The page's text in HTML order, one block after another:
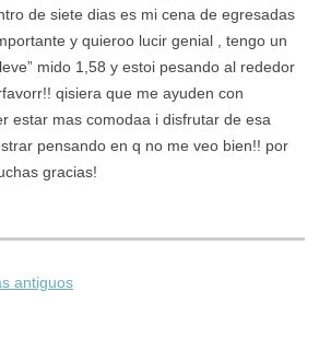
de siete dias es mi cena de egresadas
y quieroo lucir genial , tengo un
mido 1,58 y estoi pesando al rededor
qisiera que me ayuden con
estar mas comodaa i disfrutar de esa
pensando en q no me veo bien!! por
gracias!
antiguos